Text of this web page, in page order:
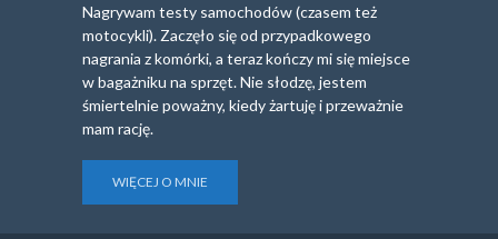
Nagrywam testy samochodów (czasem też
motocykli). Zaczęło się od przypadkowego
nagrania z komórki, a teraz kończy mi się miejsce
w bagażniku na sprzęt. Nie słodzę, jestem
śmiertelnie poważny, kiedy żartuję i przeważnie
mam rację.
WIĘCEJ O MNIE